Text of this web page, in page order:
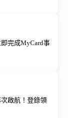
完成MyCard事
次啟航！登錄領